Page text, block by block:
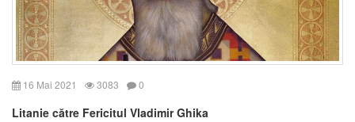
16 Mai 2021 3083 0
Litanie către Fericitul Vladimir Ghika